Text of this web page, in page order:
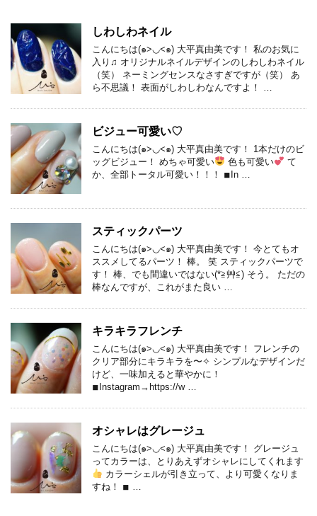
しわしわネイル
こんにちは(๑>◡<๑) 大平真由美です！ 私のお気に
入り♫ オリジナルネイルデザインのしわしわネイル
（笑） ネーミングセンスなさすぎですが（笑） あ
ら不思議！ 表面がしわしわなんですよ！ …
ビジュー可愛い♡
こんにちは(๑>◡<๑) 大平真由美です！ 1本だけのビ
ッグビジュー！ めちゃ可愛い
色も可愛い
て
か、全部トータル可愛い！！！ ◾︎In …
スティックパーツ
こんにちは(๑>◡<๑) 大平真由美です！ 今とてもオ
ススメしてるパーツ！ 棒。 笑 スティックパーツで
す！ 棒、でも間違いではない(*≧艸≦) そう。 ただの
棒なんですが、これがまた良い …
キラキラフレンチ
こんにちは(๑>◡<๑) 大平真由美です！ フレンチの
クリア部分にキラキラを〜✧ シンプルなデザインだ
けど、一味加えると華やかに！
◾︎Instagram→https://w …
オシャレはグレージュ
こんにちは(๑>◡<๑) 大平真由美です！ グレージュ
ってカラーは、とりあえずオシャレにしてくれます
カラーシェルが引き立って、より可愛くなりま
すね！ ◾︎ …